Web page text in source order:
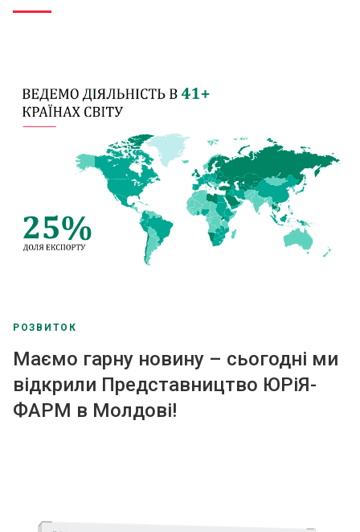
РОЗВИТОК
Маємо гарну новину – сьогодні ми
відкрили Представництво ЮРіЯ-
ФАРМ в Молдові!